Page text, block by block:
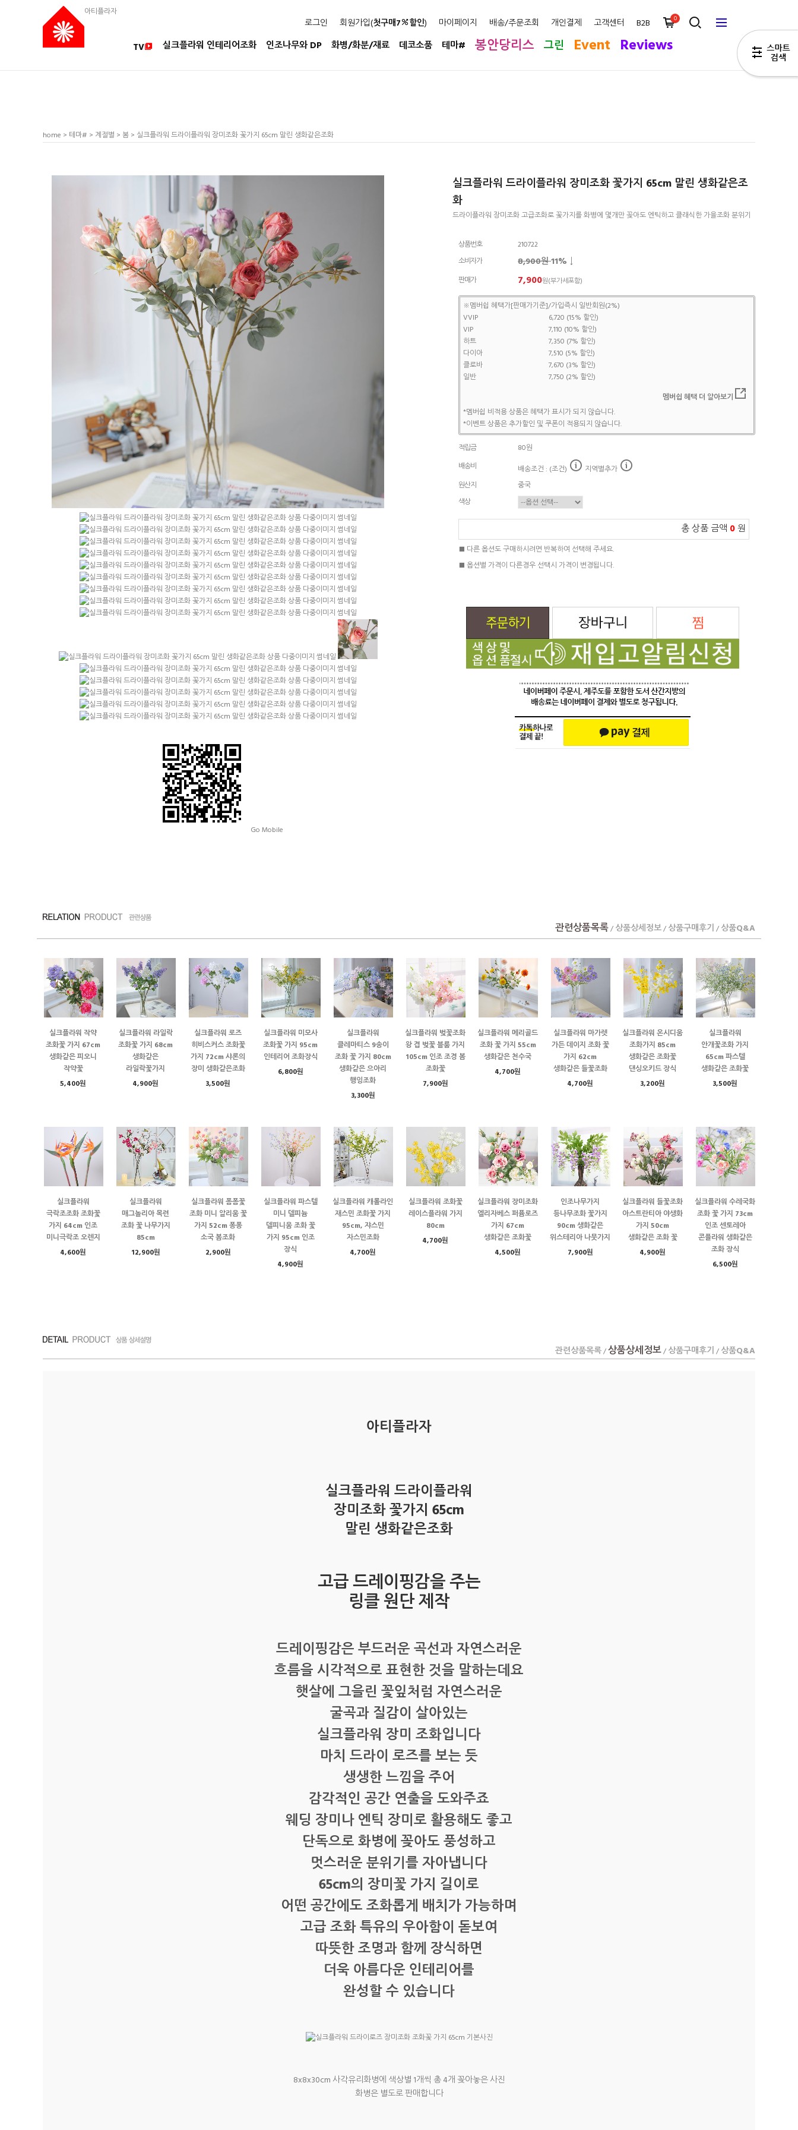
아티플라자
로그인 회원가입(첫구매7 할인) 마이페이지 배송/주문조회 개인결제 고객센터 B2B 0
TV 실크플라워 인테리어조화 인조나무와 DP 화병/화분/재료 데코소품 테마# 봉안당리스 그린 Event Reviews
home > 테마# > 계절별 > 봄 > 실크플라워 드라이플라워 장미조화 꽃가지 65cm 말린 생화같은조화
Go Mobile
실크플라워 드라이플라워 장미조화 꽃가지 65cm 말린 생화같은조
화
드라이플라워 장미조화 고급조화로 꽃가지를 화병에 몇개만 꽂아도 엔틱하고 클래식한 가을조화 분위기
상품번호
210722
소비자가
8,900원11% ↓
판매가 7,900원(부가세포함)
※멤버쉽 혜택가[판매가기준]/가입즉시 일반회원(2%)
VVIP
6,720 (15% 할인)
VIP
7,110 (10% 할인)
하트
7,350 (7% 할인)
다이아
7,510 (5% 할인)
클로바
7,670 (3% 할인)
일반
7,750 (2% 할인)
멤버쉽 혜택 더 알아보기
*멤버쉽 비적용 상품은 혜택가 표시가 되지 않습니다.
*이벤트 상품은 추가할인 및 쿠폰이 적용되지 않습니다.
적립금
80원
배송비
배송조건 : (조건)
지역별추가
원산지
중국
색상
총 상품 금액 0원
■ 다른 옵션도 구매하시려면 반복하여 선택해 주세요.
■ 옵션별 가격이 다른경우 선택시 가격이 변경됩니다.
관련상품목록/ 상품상세정보/ 상품구매후기 / 상품Q&A
실크플라워 작약
조화꽃 가지 67cm
생화같은 피오니
작약꽃
5,400원
실크플라워 라일락
조화꽃 가지 68cm
생화같은
라일락꽃가지
4,900원
실크플라워 로즈
히비스커스 조화꽃
가지 72cm 샤론의
장미 생화같은조화
3,500원
실크플라워 미모사
조화꽃 가지 95cm
인테리어 조화장식
6,800원
실크플라워
클레마티스 9송이
조화 꽃 가지 80cm
생화같은 으아리
행잉조화
3,300원
실크플라워 벚꽃조화
왕 겹 벚꽃 블룸 가지
105cm 인조 조경 봄
조화꽃
7,900원
실크플라워 메리골드
조화 꽃 가지 55cm
생화같은 천수국
4,700원
실크플라워 마가렛
가든 데이지 조화 꽃
가지 62cm
생화같은 들꽃조화
4,700원
실크플라워 온시디움
조화가지 85cm
생화같은 조화꽃
댄싱오키드 장식
3,200원
실크플라워
안개꽃조화 가지
65cm 파스텔
생화같은 조화꽃
3,500원
실크플라워
극락조조화 조화꽃
가지 64cm 인조
미니극락조 오렌지
4,600원
실크플라워
매그놀리아 목련
조화 꽃 나무가지
85cm
12,900원
실크플라워 폼폼꽃
조화 미니 알리움 꽃
가지 52cm 퐁퐁
소국 봄조화
2,900원
실크플라워 파스텔
미니 델피늄
델피니움 조화 꽃
가지 95cm 인조
장식
4,900원
실크플라워 캐롤라인
재스민 조화꽃 가지
95cm, 쟈스민
자스민조화
4,700원
실크플라워 조화꽃
레이스플라워 가지
80cm
4,700원
실크플라워 장미조화
엘리자베스 퍼퓸로즈
가지 67cm
생화같은 조화꽃
4,500원
인조나무가지
등나무조화 꽃가지
90cm 생화같은
위스테리아 나뭇가지
7,900원
실크플라워 들꽃조화
아스트란티아 야생화
가지 50cm
생화같은 조화 꽃
4,900원
실크플라워 수레국화
조화 꽃 가지 73cm
인조 센토레아
콘플라워 생화같은
조화 장식
6,500원
관련상품목록/상품상세정보/ 상품구매후기 / 상품Q&A
아티플라자
실크플라워 드라이플라워
장미조화 꽃가지 65cm
말린 생화같은조화
고급 드레이핑감을 주는
링클 원단 제작
드레이핑감은 부드러운 곡선과 자연스러운
흐름을 시각적으로 표현한 것을 말하는데요
햇살에 그을린 꽃잎처럼 자연스러운
굴곡과 질감이 살아있는
실크플라워 장미 조화입니다
마치 드라이 로즈를 보는 듯
생생한 느낌을 주어
감각적인 공간 연출을 도와주죠
웨딩 장미나 엔틱 장미로 활용해도 좋고
단독으로 화병에 꽂아도 풍성하고
멋스러운 분위기를 자아냅니다
65cm의 장미꽃 가지 길이로
어떤 공간에도 조화롭게 배치가 가능하며
고급 조화 특유의 우아함이 돋보여
따뜻한 조명과 함께 장식하면
더욱 아름다운 인테리어를
완성할 수 있습니다
8x8x30cm 사각유리화병에 색상별 1개씩 총 4개 꽂아놓은 사진
화병은 별도로 판매합니다